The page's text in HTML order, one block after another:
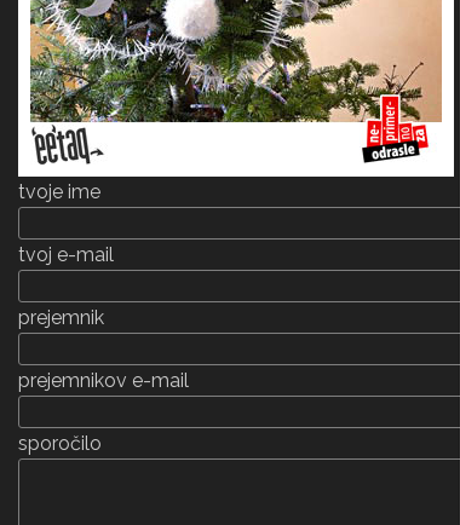
tvoje ime
tvoj e-mail
prejemnik
prejemnikov e-mail
sporočilo